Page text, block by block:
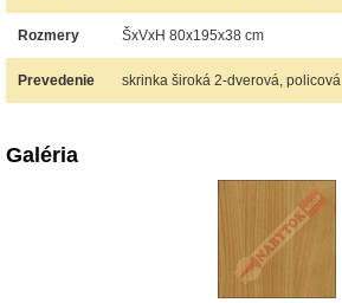
Rozmery ŠxVxH 80x195x38 cm
Prevedenie skrinka široká 2-dverová, policová
Galéria